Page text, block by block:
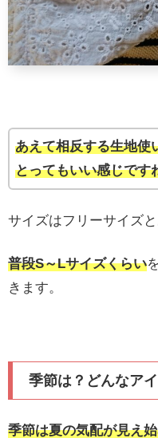
あえて相反する生地使
とってもいい感じです
サイズはフリーサイズと
普段S～Lサイズくらい
きます。
季節は？どんなア
季節は夏の気配が見え